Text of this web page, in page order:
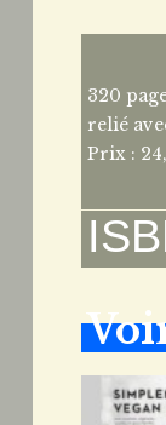
320
relié
Prix :